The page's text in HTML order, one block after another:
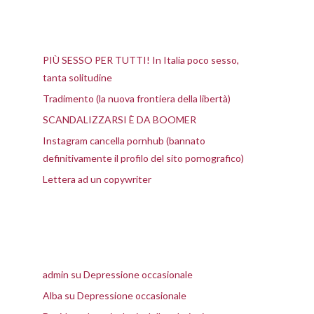
PIÙ SESSO PER TUTTI! In Italia poco sesso,
tanta solitudine
Tradimento (la nuova frontiera della libertà)
SCANDALIZZARSI È DA BOOMER
Instagram cancella pornhub (bannato
definitivamente il profilo del sito pornografico)
Lettera ad un copywriter
admin su Depressione occasionale
Alba su Depressione occasionale